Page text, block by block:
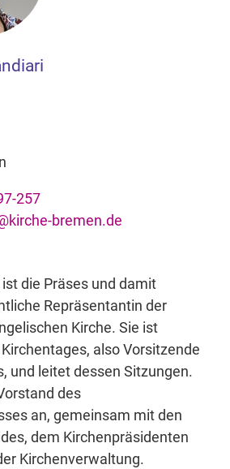
257
bremen.de
die Präses und damit
Repräsentantin der
Kirche. Sie ist
also Vorsitzende
und leitet dessen Sitzungen.
des
an, gemeinsam mit den
dem Kirchenpräsidenten
Kirchenverwaltung.